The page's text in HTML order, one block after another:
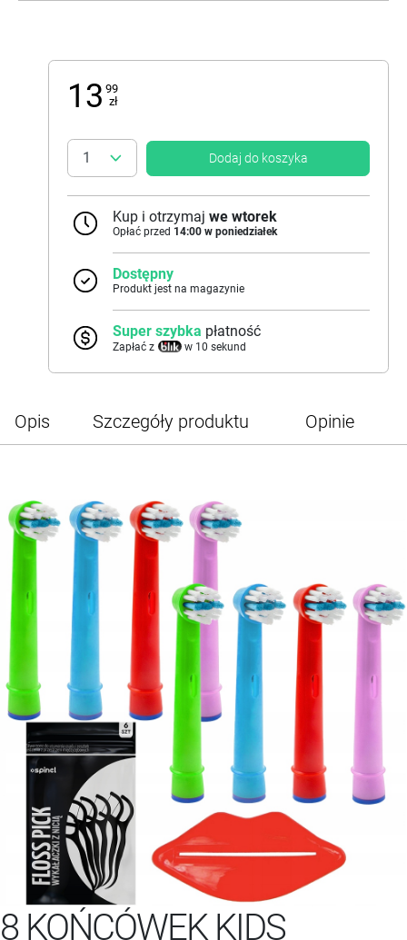
13 99
zł
Dodaj do koszyka
Kup i otrzymaj we wtorek
Opłać przed 14:00 w poniedziałek
Dostępny
Produkt jest na magazynie
Super szybka płatność
Zapłać z w 10 sekund
Opis Szczegóły produktu Opinie
8 KOŃCÓWEK KIDS